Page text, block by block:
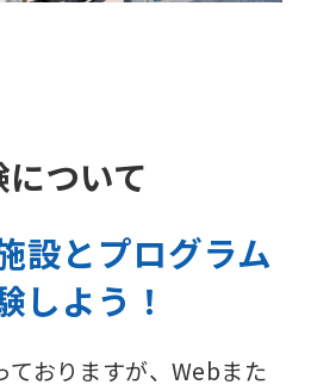
ついて
設とプログラム
しよう！
ておりますが、Webまた